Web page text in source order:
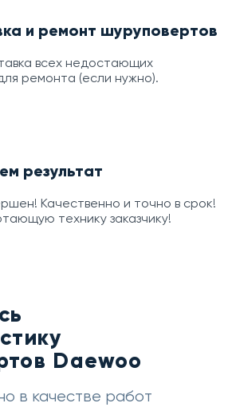
и ремонт шуруповертов
всех недостающих
ремонта (если нужно).
результат
Качественно и точно в срок!
технику заказчику!
Daewoo
в качестве работ